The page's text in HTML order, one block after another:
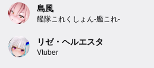
島風
艦隊これくしょん-艦これ-
リゼ・ヘルエスタ
Vtuber